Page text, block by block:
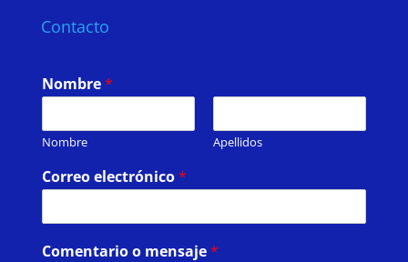
Contacto
Nombre*
Nombre Apellidos
Correo electrónico*
Comentario o mensaje*